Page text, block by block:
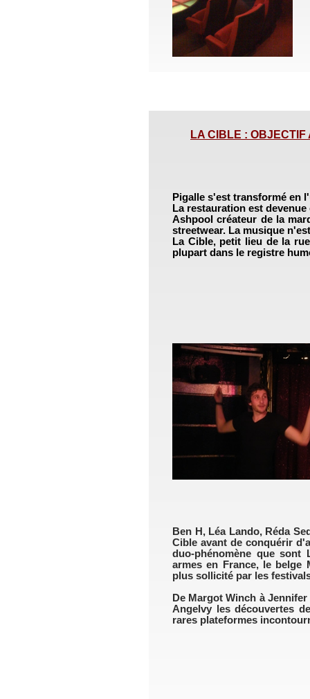
LA CIBLE :
Pigalle s'est transformé en
La restauration est
Ashpool créateur de la
streetwear. La musique
La Cible, petit lieu de la
plupart dans le registre
Ben H, Léa Lando, Réda
Cible avant de conquérir
duo-phénomène que
armes en France, le belge
plus sollicité par les
De Margot Winch à
Angelvy les découvertes
rares plateformes